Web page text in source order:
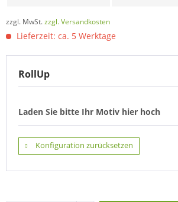
zzgl. MwSt.zzgl. Versandkosten
Lieferzeit: ca. 5 Werktage
RollUp
Laden Sie bitte Ihr Motiv hier hoch
Konfiguration zurücksetzen